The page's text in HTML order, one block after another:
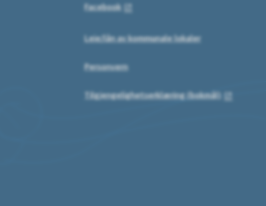
Facebook
Leie/lån av kommunale lokaler
Personvern
Tilgjengelighetserklæring (bokmål)